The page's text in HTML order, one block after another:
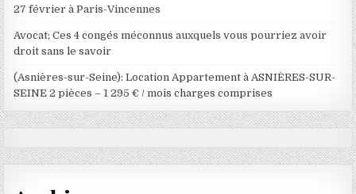
27 février à Paris-Vincennes
Avocat; Ces 4 congés méconnus auxquels vous pourriez avoir
droit sans le savoir
(Asnières-sur-Seine): Location Appartement à ASNIÈRES-SUR-
SEINE 2 pièces – 1 295 € / mois charges comprises